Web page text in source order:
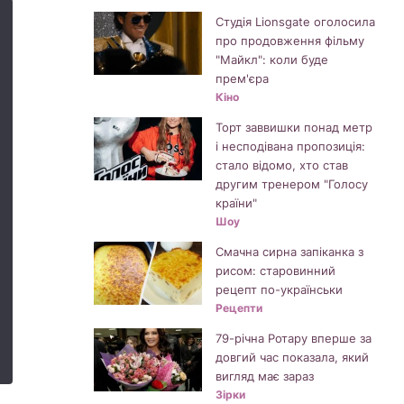
Студія Lionsgate оголосила
про продовження фільму
"Майкл": коли буде
прем'єра
Кіно
Торт заввишки понад метр
і несподівана пропозиція:
стало відомо, хто став
другим тренером "Голосу
країни"
Шоу
Смачна сирна запіканка з
рисом: старовинний
рецепт по-українськи
Рецепти
79-річна Ротару вперше за
довгий час показала, який
вигляд має зараз
Зірки